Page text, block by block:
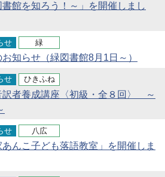
館を知ろう！～」を開催しまし
せ 緑
知らせ（緑図書館8月1日～）
せ ひきふね
訳者養成講座〈初級・全８回〉 ～
せ 八広
あんこ子ども落語教室」を開催しま